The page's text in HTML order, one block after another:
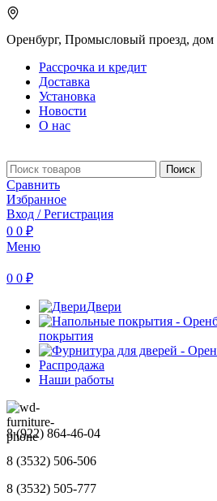
Оренбург, Промысловый проезд,
Рассрочка и кредит
Доставка
Установка
Новости
О нас
Поиск
Сравнить
Избранное
Вход / Регистрация
0 0 ₽
Меню
0 0 ₽
Двери
покрытия
Распродажа
Наши работы
8 (922) 864-46-04
8 (3532) 506-506
8 (3532) 505-777